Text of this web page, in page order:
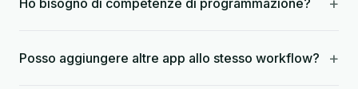
Ho bisogno di competenze di programmazione?
Posso aggiungere altre app allo stesso workflow? +